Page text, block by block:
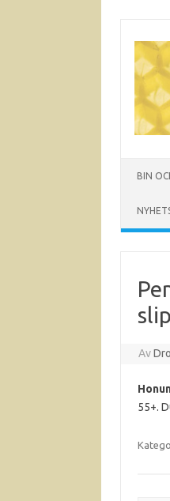
innehåll
BIN
Av
55+.